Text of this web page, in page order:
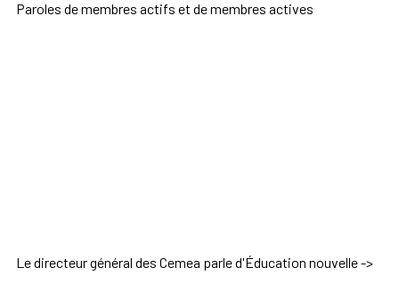
Paroles de membres actifs et de membres actives
Le directeur général des Cemea parle d'Éducation nouvelle ->